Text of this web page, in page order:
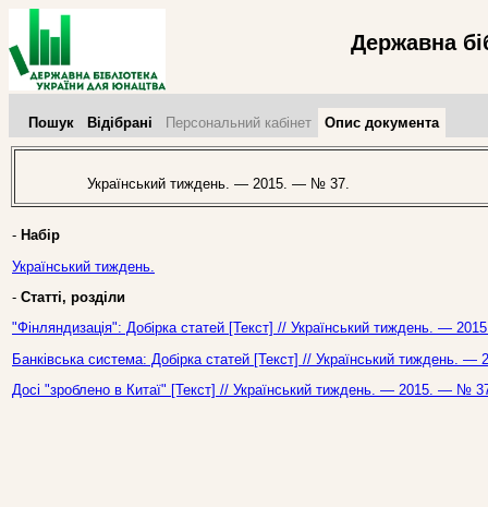
Державна
Пошук Відібрані Персональний кабінет Опис документа
Український тиждень. — 2015. — № 37.
- Набір
Український тиждень.
- Статті, розділи
"Фінляндизація": Добірка статей [Текст] // Український тиждень. —
Банківська система: Добірка статей [Текст] // Український
Досі "зроблено в Китаї" [Текст] // Український тиждень. — 2015. — №